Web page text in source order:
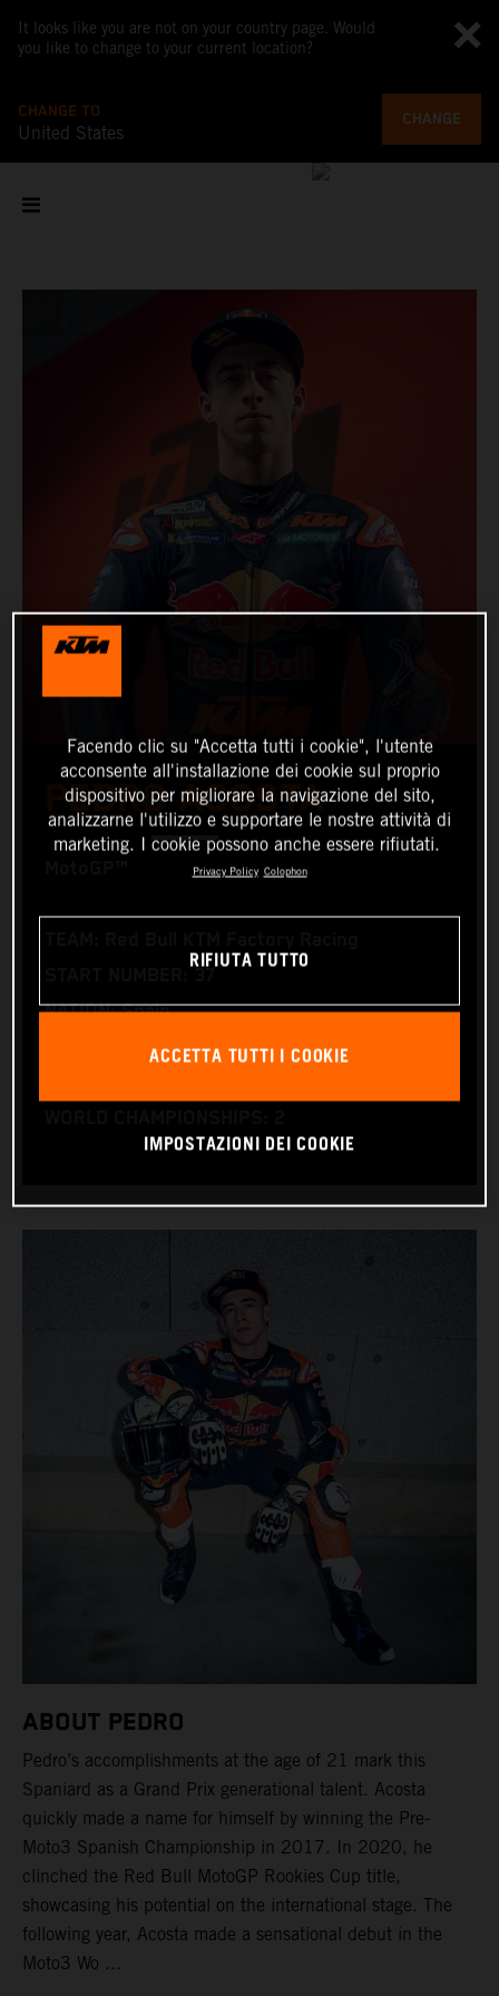
It looks like you are not on your country page. Would
you like to change to your current location?
CHANGE TO
United States
CHANGE
PEDRO ACOSTA
NATION: Spain
BIRTHDAY: 25.05.2004
ABOUT PEDRO
Pedro’s accomplishments at the age of 21 mark this
Spaniard as a Grand Prix generational talent. Acosta
quickly made a name for himself by winning the Pre-
Moto3 Spanish Championship in 2017. In 2020, he
clinched the Red Bull MotoGP Rookies Cup title,
showcasing his potential on the international stage. The
following year, Acosta made a sensational debut in the
Moto3 Wo ...
Facendo clic su "Accetta tutti i cookie", l'utente
acconsente all'installazione dei cookie sul proprio
dispositivo per migliorare la navigazione del sito,
analizzarne l'utilizzo e supportare le nostre attività di
marketing. I cookie possono anche essere rifiutati.
Privacy Policy Colophon
RIFIUTA TUTTO
ACCETTA TUTTI I COOKIE
IMPOSTAZIONI DEI COOKIE